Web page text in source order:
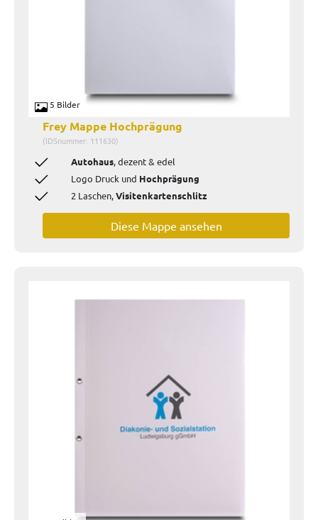
5 Bilder
Frey Mappe Hochprägung
(IDSnummer: 111630)
Autohaus, dezent & edel
Logo Druck und Hochprägung
2 Laschen,Visitenkartenschlitz
Diese Mappe ansehen